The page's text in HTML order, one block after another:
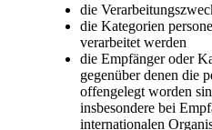
die
die Kategorien
verarbeitet werden
die Empfänger oder
gegenüber denen die
offengelegt worden
insbesondere bei
internationalen